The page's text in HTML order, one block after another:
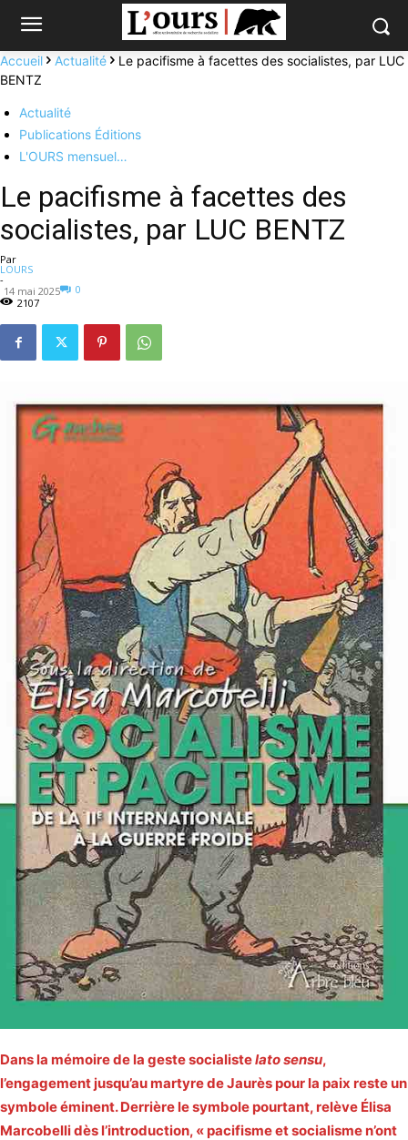
Accueil Actualité
Le pacifisme à facettes des socialistes, par LUC
BENTZ
Actualité
Publications Éditions
L'OURS mensuel…
Le pacifisme à facettes des
socialistes, par LUC BENTZ
Par
LOURS
-
14 mai 2025
0
2107
Dans la mémoire de la geste socialistelato sensu,
l’engagement jusqu’au martyre de Jaurès pour la paix reste un
symbole éminent. Derrière le symbole pourtant, relève Élisa
Marcobelli dès l’introduction, « pacifisme et socialisme n’ont